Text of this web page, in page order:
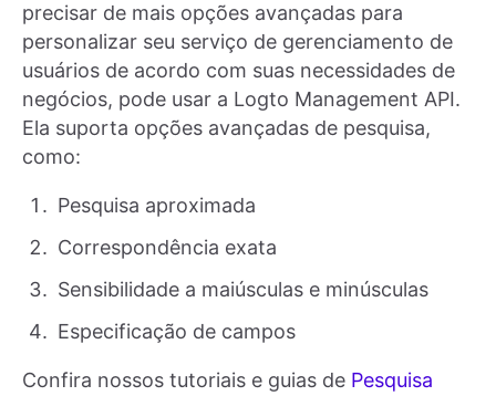
precisar de mais opções avançadas para
personalizar seu serviço de gerenciamento de
usuários de acordo com suas necessidades de
negócios, pode usar a Logto Management API.
Ela suporta opções avançadas de pesquisa,
como:
Pesquisa aproximada
Correspondência exata
Sensibilidade a maiúsculas e minúsculas
Especificação de campos
Confira nossos tutoriais e guias de Pesquisa